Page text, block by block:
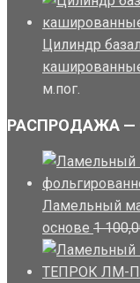
Цилиндр
м.пог.
РАСПРОДАЖА —
Ламельный
основе 1